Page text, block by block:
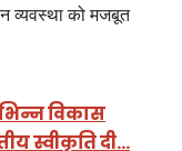
व्यवस्था को मजबूत
विकास
स्वीकृति दी…